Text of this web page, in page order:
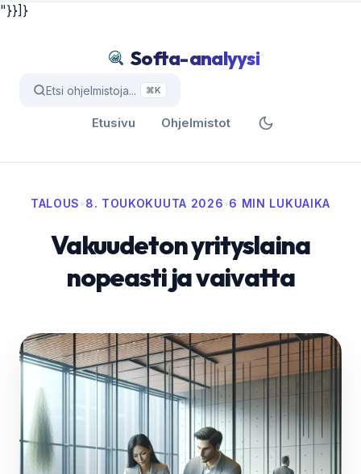
"}}]}
Softa-analyysi
Etsi ohjelmistoja... ⌘K
Etusivu Ohjelmistot
TALOUS•8. TOUKOKUUTA 2026•6 MIN LUKUAIKA
Vakuudeton yrityslaina
nopeasti ja vaivatta